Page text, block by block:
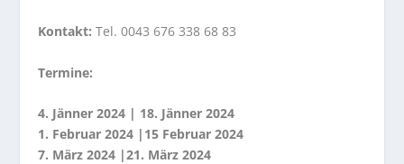
Kontakt: Tel. 0043 676 338 68 83
Termine:
4. Jänner 2024 | 18. Jänner 2024
1. Februar 2024 |15 Februar 2024
7. März 2024 |21. März 2024